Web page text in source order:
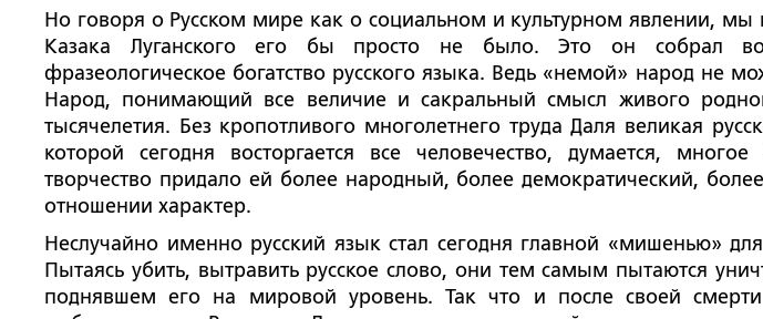
Но говоря о Русском мире как о социальном и культурном явлении, мы
Казака Луганского его бы просто не было. Это он собрал
фразеологическое богатство русского языка. Ведь «немой» народ не
Народ, понимающий все величие и сакральный смысл живого
тысячелетия. Без кропотливого многолетнего труда Даля великая
которой сегодня восторгается все человечество, думается,
творчество придало ей более народный, более демократический,
отношении характер.
Неслучайно именно русский язык стал сегодня главной «мишенью»
Пытаясь убить, вытравить русское слово, они тем самым пытаются
поднявшем его на мировой уровень. Так что и после своей